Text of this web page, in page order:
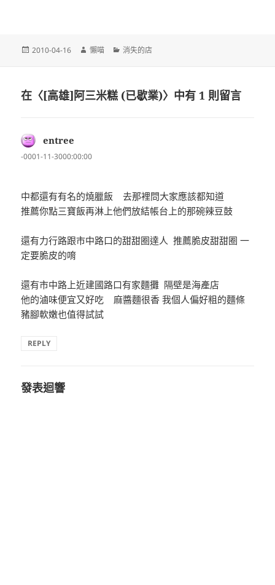
發
2010-04-16
作
懶喵
分
消失的店
在〈[高雄]阿三米糕 (已歇業)〉中有 1 則留言
entree
示:
-0001-11-3000:00:00
中都還有有名的燒臘飯 去那裡問大家應該都知道
推薦你點三寶飯再淋上他們放結帳台上的那碗辣豆鼓
還有力行路跟市中路口的甜甜圈達人 推薦脆皮甜甜圈 一
定要脆皮的唷
還有市中路上近建國路口有家麵攤 隔壁是海產店
他的滷味便宜又好吃 麻醬麵很香 我個人偏好粗的麵條
豬腳軟嫩也值得試試
REPLY
發表迴響